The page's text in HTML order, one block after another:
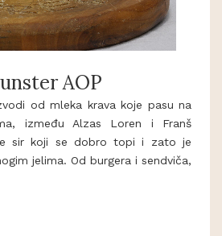
AOP
od mleka krava koje pasu na
između Alzas Loren i Franš
sir koji se dobro topi i zato je
jelima. Od burgera i sendviča,